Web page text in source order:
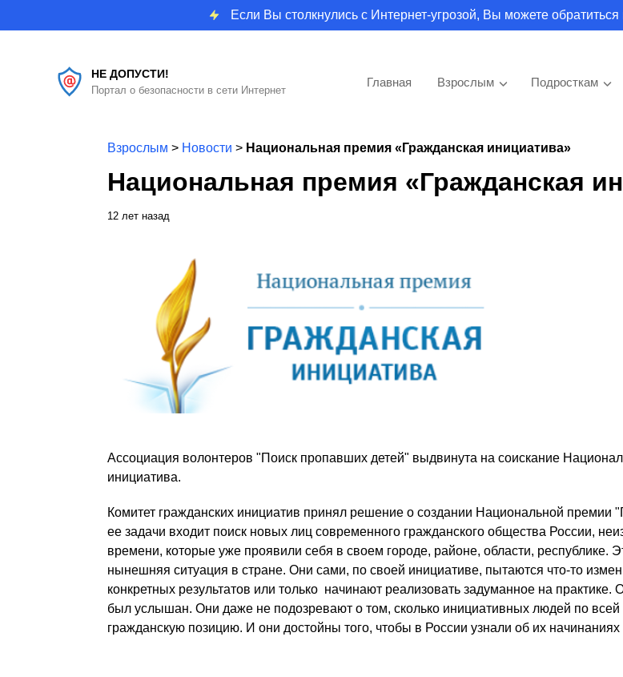
Если Вы столкнулись с Интернет-угрозой, Вы можете обратиться
НЕ ДОПУСТИ!
Портал о безопасности в сети Интернет
Главная Взрослым Подросткам
Взрослым > Новости > Национальная премия «Гражданская инициатива»
Национальная премия «Гражданская
12 лет назад
Ассоциация волонтеров "Поиск пропавших детей" выдвинута на соискание
инициатива.
Комитет гражданских инициатив принял решение о создании Национальной премии
ее задачи входит поиск новых лиц современного гражданского общества России,
времени, которые уже проявили себя в своем городе, районе, области, республике.
нынешняя ситуация в стране. Они сами, по своей инициативе, пытаются что-то
конкретных результатов или только начинают реализовать задуманное на практике.
был услышан. Они даже не подозревают о том, сколько инициативных людей по всей
гражданскую позицию. И они достойны того, чтобы в России узнали об их